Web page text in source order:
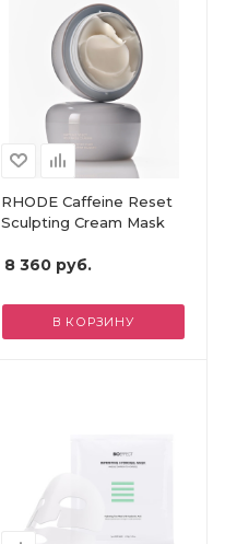
RHODE Caffeine Reset
Sculpting Cream Mask
8 360руб.
В КОРЗИНУ